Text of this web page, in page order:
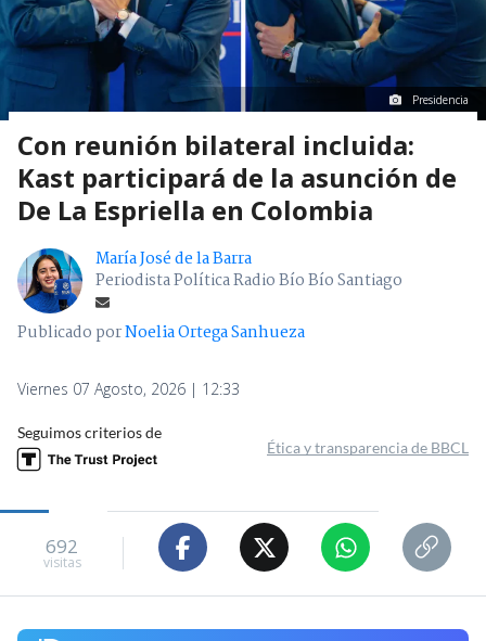
Presidencia
Con reunión bilateral incluida:
Kast participará de la asunción de
De La Espriella en Colombia
María José de la Barra
Periodista Política Radio Bío Bío Santiago
Publicado porNoelia Ortega Sanhueza
Viernes 07 Agosto, 2026 | 12:33
Seguimos criterios de
Ética y transparencia de BBCL
692
visitas